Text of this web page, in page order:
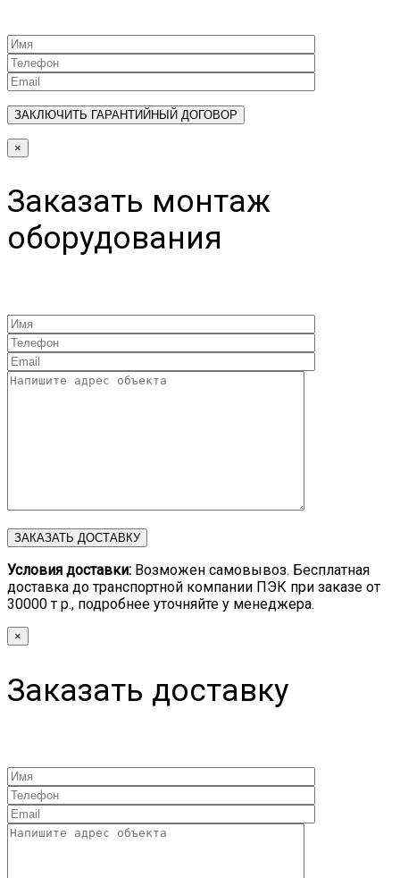
×
Заказать монтаж
оборудования
Условия доставки: Возможен самовывоз. Бесплатная
доставка до транспортной компании ПЭК при заказе от
30000 т р., подробнее уточняйте у менеджера.
×
Заказать доставку